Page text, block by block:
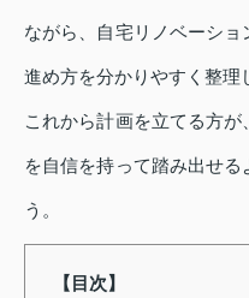
ながら、自宅リノベーシ
進め方を分かりやすく整理
これから計画を立てる方
を自信を持って踏み出せ
う。
【目次】